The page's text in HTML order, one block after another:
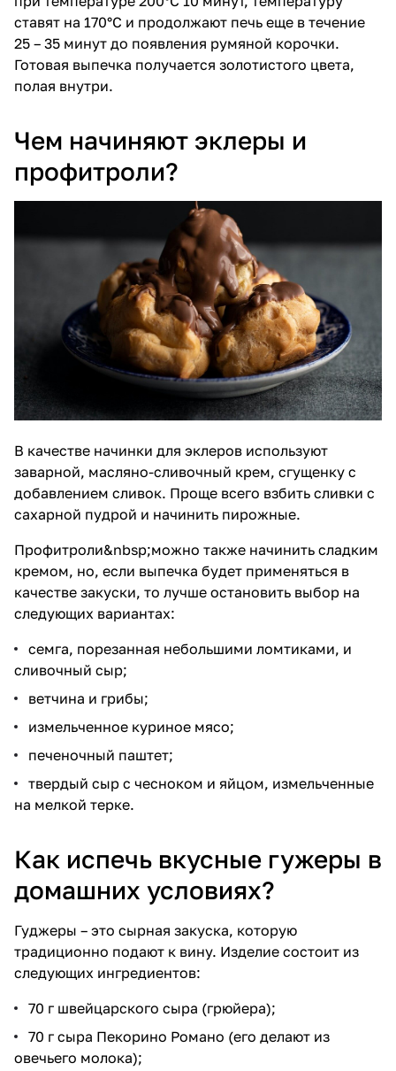
ставят на 170°C и продолжают печь еще в течение
25 – 35 минут до появления румяной корочки.
Готовая выпечка получается золотистого цвета,
полая внутри.
Чем начиняют эклеры и
профитроли?
В качестве начинки для эклеров используют
заварной, масляно-сливочный крем, сгущенку с
добавлением сливок. Проще всего взбить сливки с
сахарной пудрой и начинить пирожные.
Профитроли&nbsp;можно также начинить сладким
кремом, но, если выпечка будет применяться в
качестве закуски, то лучше остановить выбор на
следующих вариантах:
семга, порезанная небольшими ломтиками, и
сливочный сыр;
ветчина и грибы;
измельченное куриное мясо;
печеночный паштет;
твердый сыр с чесноком и яйцом, измельченные
на мелкой терке.
Как испечь вкусные гужеры в
домашних условиях?
Гуджеры – это сырная закуска, которую
традиционно подают к вину. Изделие состоит из
следующих ингредиентов:
70 г швейцарского сыра (грюйера);
70 г сыра Пекорино Романо (его делают из
овечьего молока);